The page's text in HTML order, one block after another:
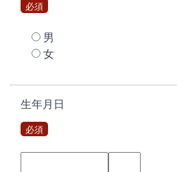
必須
男
女
生年月日
必須